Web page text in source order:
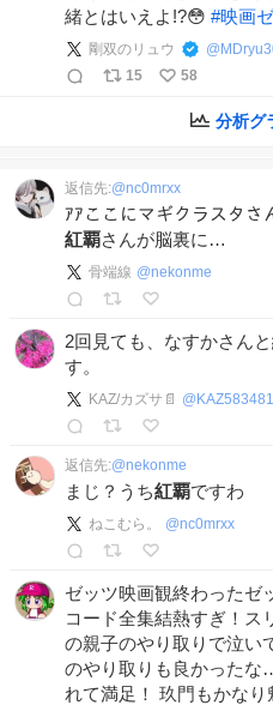
緒とはいえよ!?😳 #映画
剛双のリュウ @
15
58
分析グ
返信先:@nc0mrxx
ｱｱここにマギクラスタ
紅覇さんが脳裏に…
骨端線 @nekonme
2回見ても、なすかさんと
す。
KAZ/カズサ📄 @ KAZ583481
返信先:@nekonme
まじ？うち紅覇ですわ
ねこむら。 @nc0mrxx
ゼッツ映画観終わったゼ
コード全集結熱すぎ！ス
の親子のやり取りで泣い
のやり取りも良かった
れて満足！ 玖門もかな